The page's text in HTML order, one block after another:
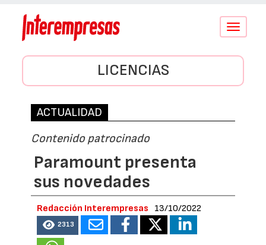
Conmutar
LICENCIAS
ACTUALIDAD
Contenido patrocinado
Paramount presenta
sus novedades
Redacción Interempresas 13/10/2022
2313